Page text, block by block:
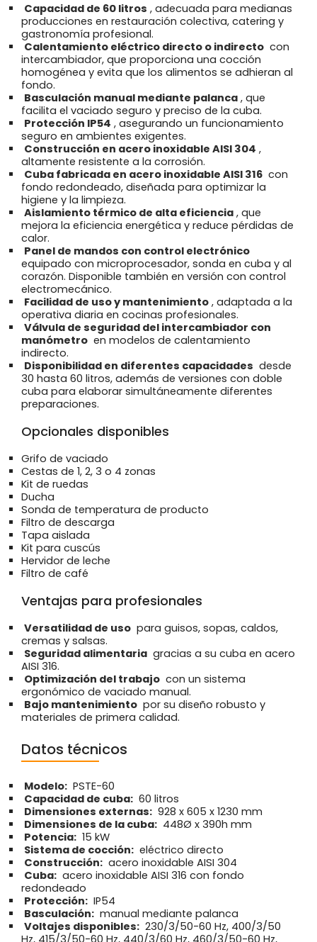
Capacidad de 60 litros , adecuada para medianas
producciones en restauración colectiva, catering y
gastronomía profesional.
Calentamiento eléctrico directo o indirecto con
intercambiador, que proporciona una cocción
homogénea y evita que los alimentos se adhieran al
fondo.
Basculación manual mediante palanca , que
facilita el vaciado seguro y preciso de la cuba.
Protección IP54 , asegurando un funcionamiento
seguro en ambientes exigentes.
Construcción en acero inoxidable AISI 304 ,
altamente resistente a la corrosión.
Cuba fabricada en acero inoxidable AISI 316 con
fondo redondeado, diseñada para optimizar la
higiene y la limpieza.
Aislamiento térmico de alta eficiencia , que
mejora la eficiencia energética y reduce pérdidas de
calor.
Panel de mandos con control electrónico
equipado con microprocesador, sonda en cuba y al
corazón. Disponible también en versión con control
electromecánico.
Facilidad de uso y mantenimiento , adaptada a la
operativa diaria en cocinas profesionales.
Válvula de seguridad del intercambiador con
manómetro en modelos de calentamiento
indirecto.
Disponibilidad en diferentes capacidades desde
30 hasta 60 litros, además de versiones con doble
cuba para elaborar simultáneamente diferentes
preparaciones.
Opcionales disponibles
Grifo de vaciado
Cestas de 1, 2, 3 o 4 zonas
Kit de ruedas
Ducha
Sonda de temperatura de producto
Filtro de descarga
Tapa aislada
Kit para cuscús
Hervidor de leche
Filtro de café
Ventajas para profesionales
Versatilidad de uso para guisos, sopas, caldos,
cremas y salsas.
Seguridad alimentaria gracias a su cuba en acero
AISI 316.
Optimización del trabajo con un sistema
ergonómico de vaciado manual.
Bajo mantenimiento por su diseño robusto y
materiales de primera calidad.
Datos técnicos
Modelo: PSTE-60
Capacidad de cuba: 60 litros
Dimensiones externas: 928 x 605 x 1230 mm
Dimensiones de la cuba: 448Ø x 390h mm
Potencia: 15 kW
Sistema de cocción: eléctrico directo
Construcción: acero inoxidable AISI 304
Cuba: acero inoxidable AISI 316 con fondo
redondeado
Protección: IP54
Basculación: manual mediante palanca
Voltajes disponibles: 230/3/50-60 Hz, 400/3/50
Hz, 415/3/50-60 Hz, 440/3/60 Hz, 460/3/50-60 Hz,